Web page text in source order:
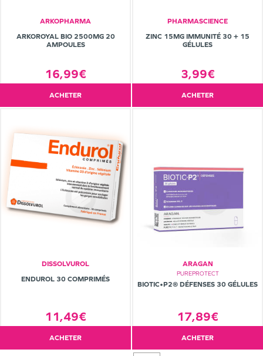
ARKOPHARMA
ARKOROYAL BIO 2500MG 20
AMPOULES
16,99€
ACHETER
PHARMASCIENCE
ZINC 15MG IMMUNITÉ 30 + 15
GÉLULES
3,99€
ACHETER
DISSOLVUROL
ENDUROL 30 COMPRIMÉS
11,49€
ACHETER
ARAGAN
PUREPROTECT
BIOTIC•P2® DÉFENSES 30 GÉLULES
17,89€
ACHETER